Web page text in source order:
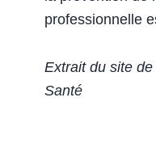
professionnelle
Extrait du site
Santé